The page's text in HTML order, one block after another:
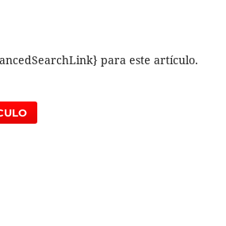
para este artículo.